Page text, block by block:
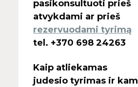
pasikonsultuoti prieš
atvykdami ar prieš
rezervuodami tyrimą
tel. +370 698 24263
Kaip atliekamas
judesio tyrimas ir kam